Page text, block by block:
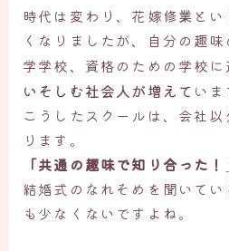
時代は変わり、花嫁修業と
くなりましたが、自分の趣
学学校、資格のための学校に
いそしむ社会人が増えて いま
こうしたスクールは、会社
ります。
「共通の趣味で知り合った！
結婚式のなれそめを聞いて
も少なくないですよね。